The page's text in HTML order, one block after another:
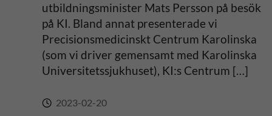
utbildningsminister Mats Persson på besök
på KI. Bland annat presenterade vi
Precisionsmedicinskt Centrum Karolinska
(som vi driver gemensamt med Karolinska
Universitetssjukhuset), KI:s Centrum […]
2023-02-20